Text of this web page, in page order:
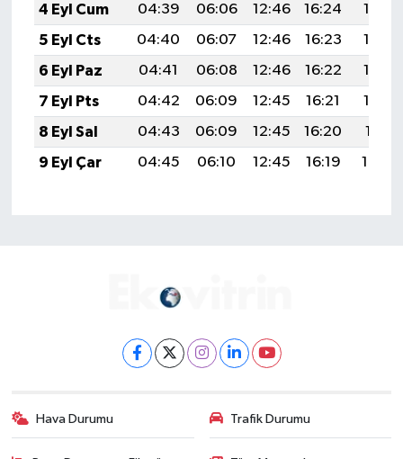
4 Eyl Cum
04:39 06:06 12:46 16:24
19:17
5 Eyl Cts
04:40 06:07 12:46 16:23
19:15
6 Eyl Paz
04:41 06:08 12:46 16:22
19:14
7 Eyl Pts
04:42 06:09 12:45 16:21
19:12
8 Eyl Sal
04:43 06:09 12:45 16:20
19:11
9 Eyl Çar
04:45 06:10 12:45 16:19 19:09
Hava Durumu Trafik Durumu